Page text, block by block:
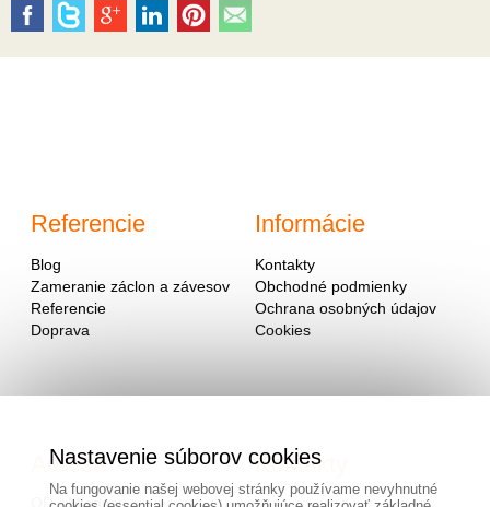
Referencie
Blog
Zameranie záclon a závesov
Referencie
Doprava
Informácie
Kontakty
Obchodné podmienky
Ochrana osobných údajov
Cookies
Adresa
OD - Mladosť
Kontakty
Nastavenie súborov cookies
Na fungovanie našej webovej stránky používame nevyhnutné